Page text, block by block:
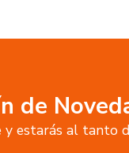
de
y estarás al tanto